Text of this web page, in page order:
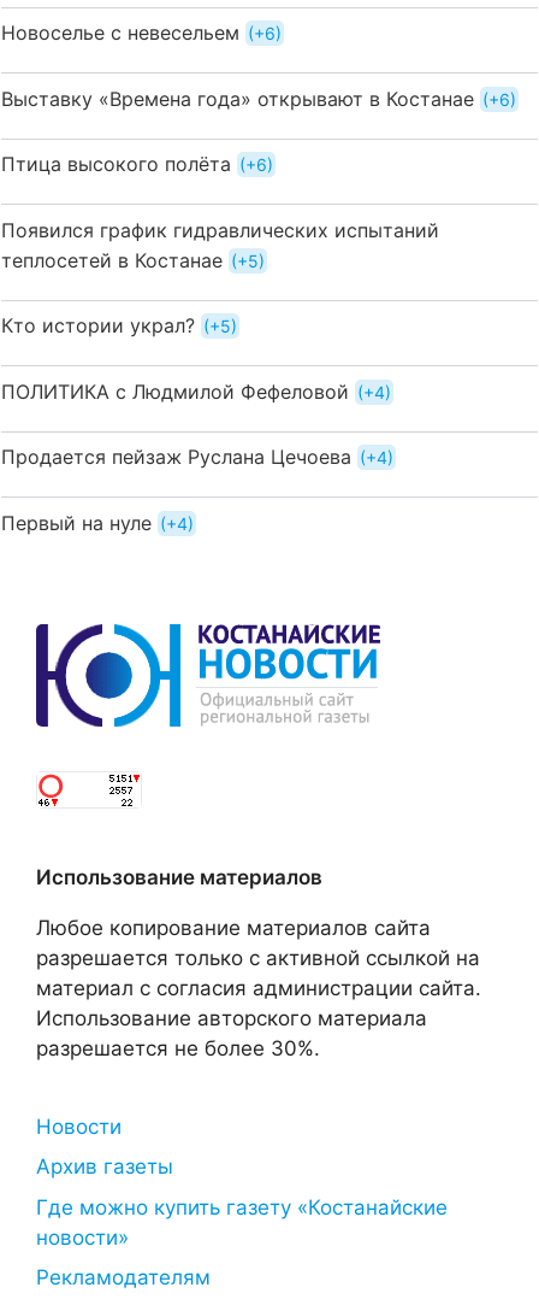
Новоселье с невесельем +6
Выставку «Времена года» открывают в Костанае +6
Птица высокого полёта +6
Появился график гидравлических испытаний
теплосетей в Костанае
+5
Кто истории украл? +5
ПОЛИТИКА с Людмилой Фефеловой +4
Продается пейзаж Руслана Цечоева +4
Первый на нуле +4
Использование материалов
Любое копирование материалов сайта
разрешается только с активной ссылкой на
материал с согласия администрации сайта.
Использование авторского материала
разрешается не более 30%.
Новости
Архив газеты
Где можно купить газету «Костанайские
новости»
Рекламодателям